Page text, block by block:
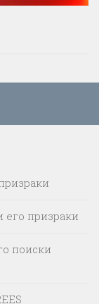
его призраки
поиски